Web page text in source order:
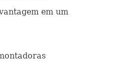
em um